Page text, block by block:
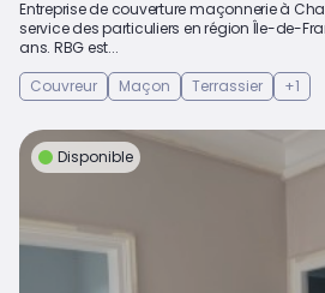
Entreprise de couverture maçonnerie à
service des particuliers en région Île-de-
ans. RBG est...
Couvreur
Maçon Terrassier +1
Disponible